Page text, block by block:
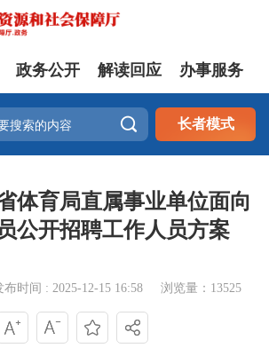
政务公开 解读回应 办事服务
 长者模式
体育局直属事业单位面向
公开招聘工作人员方案
布时间 : 2025-12-15 16:58 浏览量：13525